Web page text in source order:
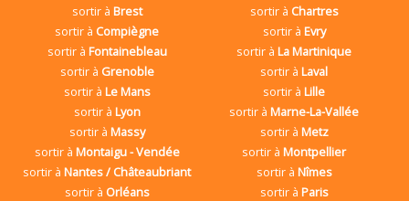
sortir à Brest sortir à Chartres
sortir à Compiègne sortir à Evry
sortir à Fontainebleau sortir àLa Martinique
sortir à Grenoble sortir àLaval
sortir à Le Mans sortir àLille
sortir à Lyon sortir àMarne-La-Vallée
sortir à Massy sortir à Metz
sortir à Montaigu - Vendée sortir àMontpellier
sortir àNantes / Châteaubriant sortir à Nîmes
sortir à Orléans sortir à Paris